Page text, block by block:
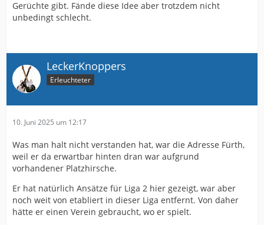
Gerüchte gibt. Fände diese Idee aber trotzdem nicht
unbedingt schlecht.
LeckerKnoppers
Erleuchteter
10. Juni 2025 um 12:17
Was man halt nicht verstanden hat, war die Adresse Fürth,
weil er da erwartbar hinten dran war aufgrund
vorhandener Platzhirsche.
Er hat natürlich Ansätze für Liga 2 hier gezeigt, war aber
noch weit von etabliert in dieser Liga entfernt. Von daher
hätte er einen Verein gebraucht, wo er spielt.